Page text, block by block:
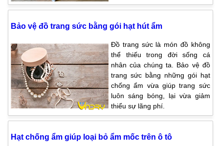
Bảo vệ đồ trang sức bằng gói hạt hút ẩm
Đồ trang sức là món đồ không
thể thiếu trong đời sống cá
nhân của chúng ta. Bảo vệ đồ
trang sức bằng những gói hạt
chống ẩm vừa giúp trang sức
luôn sáng bóng, lại vừa giảm
thiểu sự lãng phí.
Hạt chống ẩm giúp loại bỏ ẩm mốc trên ô tô